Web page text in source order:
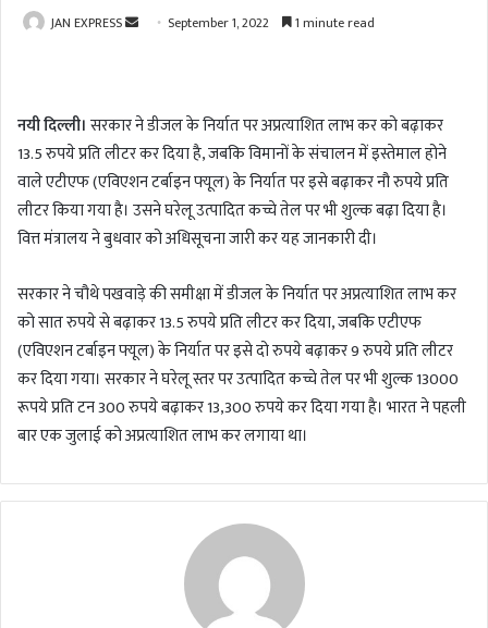
JAN EXPRESS
a
n
e
m
a
l
September 1, 2022 1 minute read
नयी दिल्ली। सरकार ने डीजल के निर्यात पर अप्रत्याशित लाभ कर को बढ़ाकर
13.5 रुपये प्रति लीटर कर दिया है, जबकि विमानों के संचालन में इस्तेमाल होने
वाले एटीएफ (एविएशन टर्बाइन फ्यूल) के निर्यात पर इसे बढ़ाकर नौ रुपये प्रति
लीटर किया गया है। उसने घरेलू उत्पादित कच्चे तेल पर भी शुल्क बढ़ा दिया है।
वित्त मंत्रालय ने बुधवार को अधिसूचना जारी कर यह जानकारी दी।
सरकार ने चौथे पखवाड़े की समीक्षा में डीजल के निर्यात पर अप्रत्याशित लाभ कर
को सात रुपये से बढ़ाकर 13.5 रुपये प्रति लीटर कर दिया, जबकि एटीएफ
(एविएशन टर्बाइन फ्यूल) के निर्यात पर इसे दो रुपये बढ़ाकर 9 रुपये प्रति लीटर
कर दिया गया। सरकार ने घरेलू स्तर पर उत्पादित कच्चे तेल पर भी शुल्क 13000
रूपये प्रति टन 300 रुपये बढ़ाकर 13,300 रुपये कर दिया गया है। भारत ने पहली
बार एक जुलाई को अप्रत्याशित लाभ कर लगाया था।